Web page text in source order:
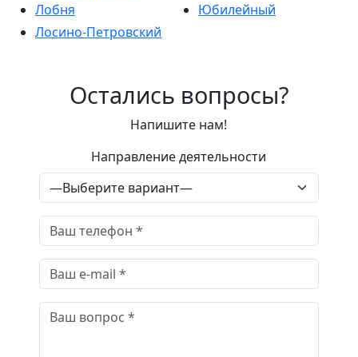
Лобня
Лосино-Петровский
Юбилейный
Остались вопросы?
Напишите нам!
Направление деятельности